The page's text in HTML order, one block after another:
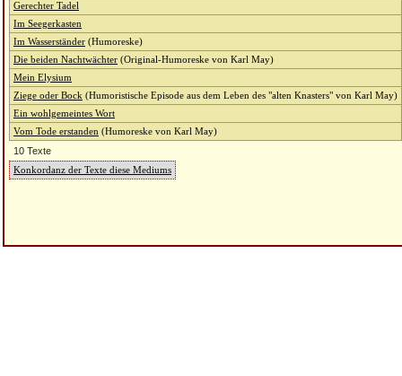
Gerechter Tadel
Im Seegerkasten
Im Wasserständer (Humoreske)
Die beiden Nachtwächter (Original-Humoreske von Karl May)
Mein Elysium
Ziege oder Bock (Humoristische Episode aus dem Leben des "alten Knasters" von Karl May)
Ein wohlgemeintes Wort
Vom Tode erstanden (Humoreske von Karl May)
10 Texte
Konkordanz der Texte diese Mediums